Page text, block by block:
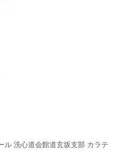
ル 洗心道会館道玄坂支部 カラテ